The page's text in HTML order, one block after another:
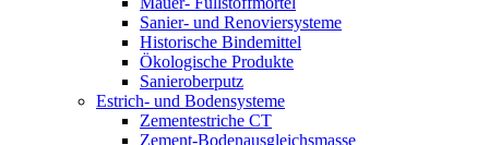
Sanier- und Renoviersysteme
Historische Bindemittel
Ökologische Produkte
Sanieroberputz
Estrich- und Bodensysteme
Zementestriche CT
Zement-Bodenausgleichsmasse